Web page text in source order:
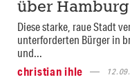
über Hamburg
Diese starke, raue Stadt
unterforderten Bürger in
und...
christian ihle